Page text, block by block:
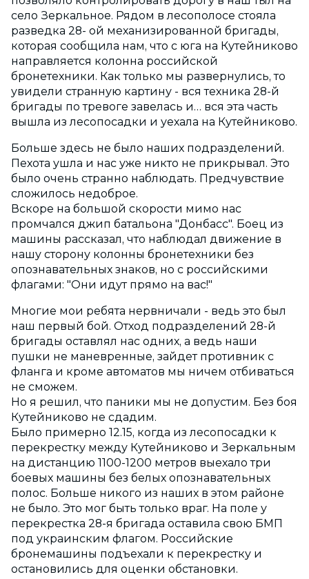
село Зеркальное. Рядом в лесополосе стояла
разведка 28- ой механизированной бригады,
которая сообщила нам, что с юга на Кутейниково
направляется колонна российской
бронетехники. Как только мы развернулись, то
увидели странную картину - вся техника 28-й
бригады по тревоге завелась и… вся эта часть
вышла из лесопосадки и уехала на Кутейниково.
Больше здесь не было наших подразделений.
Пехота ушла и нас уже никто не прикрывал. Это
было очень странно наблюдать. Предчувствие
сложилось недоброе.
Вскоре на большой скорости мимо нас
промчался джип батальона "Донбасс". Боец из
машины рассказал, что наблюдал движение в
нашу сторону колонны бронетехники без
опознавательных знаков, но с российскими
флагами: "Они идут прямо на вас!"
Многие мои ребята нервничали - ведь это был
наш первый бой. Отход подразделений 28-й
бригады оставлял нас одних, а ведь наши
пушки не маневренные, зайдет противник с
фланга и кроме автоматов мы ничем отбиваться
не сможем.
Но я решил, что паники мы не допустим. Без боя
Кутейниково не сдадим.
Было примерно 12.15, когда из лесопосадки к
перекрестку между Кутейниково и Зеркальным
на дистанцию 1100-1200 метров выехало три
боевых машины без белых опознавательных
полос. Больше никого из наших в этом районе
не было. Это мог быть только враг. На поле у
перекрестка 28-я бригада оставила свою БМП
под украинским флагом. Российские
бронемашины подъехали к перекрестку и
остановились для оценки обстановки.